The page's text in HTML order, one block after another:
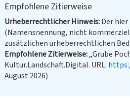
Empfohlene Zitierweise
Urheberrechtlicher Hinweis Der
(Namensnennung, nicht
zusätzlichen urheberrechtlichen
Empfohlene Zitierweise „Grube
Kultur.Landschaft.Digital. URL:
August 2026)